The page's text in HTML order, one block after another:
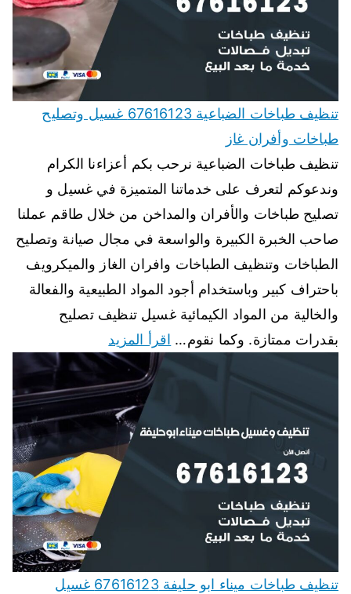
تنظيف طباخات الضباعية 67616123 غسيل وتصليح
طباخات وأفران غاز
تنظيف طباخات الضباعية نرحب بكم أعزاءنا الكرام
وندعوكم لتعرف على خدماتنا المتميزة في غسيل و
تصليح طباخات والأفران والمداخن من خلال طاقم عملنا
صاحب الخبرة الكبيرة والواسعة في مجال صيانة وتصليح
الطباخات وتنظيف الطباخات وافران الغاز والميكرويف
باحتراف كبير وباستخدام أجود المواد الطبيعية والفعالة
والخالية من المواد الكيمائية غسيل تنظيف تصليح
بقدرات ممتازة. وكما نقوم… اقرأ المزيد
تنظيف طباخات ميناء ابو حليفة 67616123 غسيل